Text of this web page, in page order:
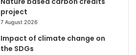
project
7 August 2026
Impact of climate change on
the SDGs